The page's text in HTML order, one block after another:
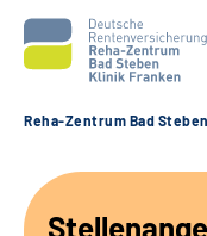
Unsere Angebote
Reha-Zentrum Bad